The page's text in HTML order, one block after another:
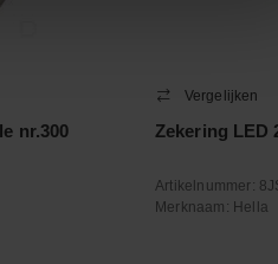
nr.300
Vergelijken
Zekering LED
Artikelnummer:
Merknaam: Hella